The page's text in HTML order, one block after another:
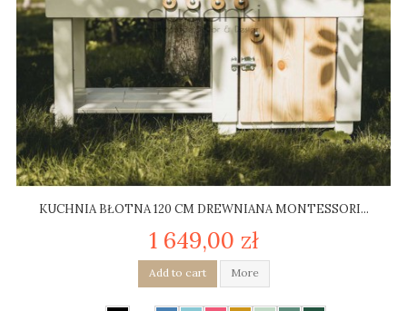
KUCHNIA BŁOTNA 120 CM DREWNIANA MONTESSORI...
1 649,00 zł
Add to cart More